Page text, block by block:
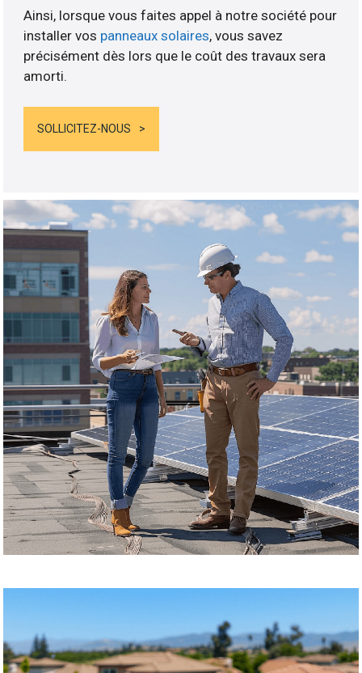
Ainsi, lorsque vous faites appel à notre société pour
installer vos panneaux solaires, vous savez
précisément dès lors que le coût des travaux sera
amorti.
SOLLICITEZ-NOUS